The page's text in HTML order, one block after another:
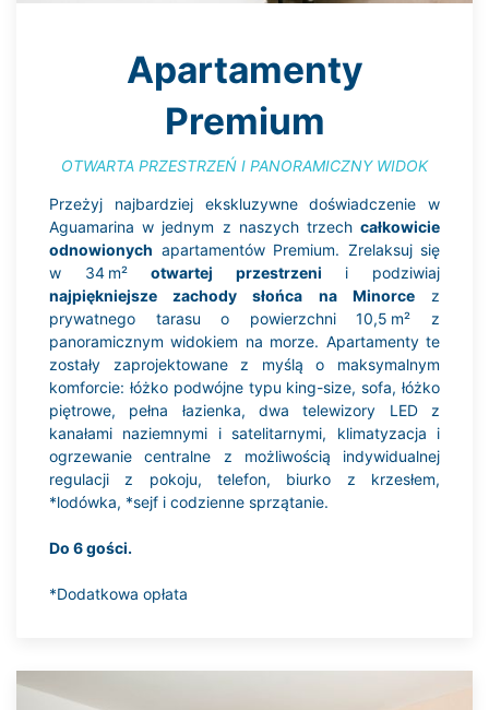
Apartamenty
Premium
OTWARTA PRZESTRZEŃ I PANORAMICZNY WIDOK
Przeżyj najbardziej ekskluzywne doświadczenie w
Aguamarina w jednym z naszych trzech całkowicie
odnowionych apartamentów Premium. Zrelaksuj się
w 34 m²otwartej przestrzeni i podziwiaj
najpiękniejsze zachody słońca na Minorcez
prywatnego tarasu o powierzchni 10,5 m² z
panoramicznym widokiem na morze. Apartamenty te
zostały zaprojektowane z myślą o maksymalnym
komforcie: łóżko podwójne typu king-size, sofa, łóżko
piętrowe, pełna łazienka, dwa telewizory LED z
kanałami naziemnymi i satelitarnymi, klimatyzacja i
ogrzewanie centralne z możliwością indywidualnej
regulacji z pokoju, telefon, biurko z krzesłem,
*lodówka, *sejf i codzienne sprzątanie.
Do 6 gości.
*Dodatkowa opłata